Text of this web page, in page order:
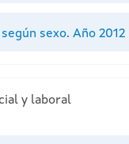
sexo. Año 2012
y laboral